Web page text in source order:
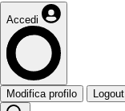
Accedi
Modifica profilo Logout